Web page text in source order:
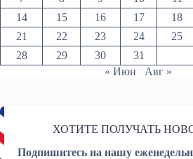
14
15 16 17 18
21
22 23 24 25
28
29 30
31
« Июн
Авг »
ХОТИТЕ ПОЛУЧАТЬ
Подпишитесь на нашу